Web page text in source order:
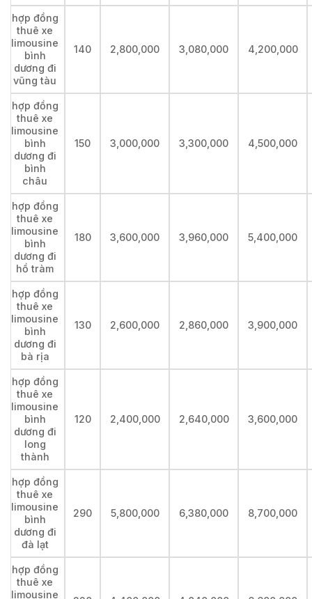
hợp đồng
thuê xe
limousine
bình
dương đi
vũng tàu
140 2,800,000 3,080,000 4,200,000
hợp đồng
thuê xe
limousine
bình
dương đi
bình
châu
150 3,000,000 3,300,000 4,500,000
hợp đồng
thuê xe
limousine
bình
dương đi
hồ tràm
180 3,600,000 3,960,000 5,400,000
hợp đồng
thuê xe
limousine
bình
dương đi
bà rịa
130 2,600,000 2,860,000 3,900,000
hợp đồng
thuê xe
limousine
bình
dương đi
long
thành
120 2,400,000 2,640,000 3,600,000
hợp đồng
thuê xe
limousine
bình
dương đi
đà lạt
290 5,800,000 6,380,000 8,700,000
hợp đồng
thuê xe
limousine